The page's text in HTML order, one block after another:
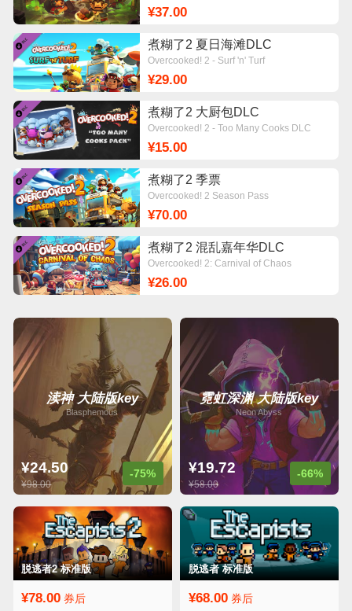
¥37.00
煮糊了2 夏日海滩DLC
Overcooked! 2 - Surf 'n' Turf
¥29.00
煮糊了2 大厨包DLC
Overcooked! 2 - Too Many Cooks DLC
¥15.00
煮糊了2 季票
Overcooked! 2 Season Pass
¥70.00
煮糊了2 混乱嘉年华DLC
Overcooked! 2: Carnival of Chaos
¥26.00
渎神 大陆版key
Blasphemous
¥24.50
¥98.00
-75%
霓虹深渊 大陆版key
Neon Abyss
¥19.72
¥58.00
-66%
脱逃者2 标准版
¥78.00券后
脱逃者 标准版
¥68.00券后